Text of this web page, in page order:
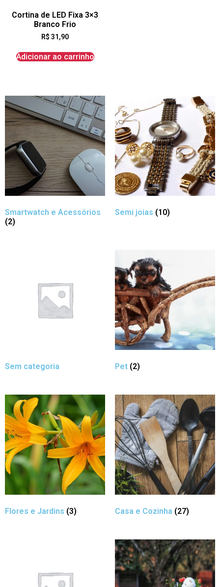
Cortina de LED Fixa 3×3
Branco Frio
R$ 31,90
Adicionar ao carrinho
Smartwatch e Acessórios
(2)
Semi joias (10)
Sem categoria Pet (2)
Flores e Jardins (3) Casa e Cozinha (27)